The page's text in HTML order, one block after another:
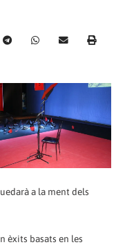
a la ment dels
èxits basats en les